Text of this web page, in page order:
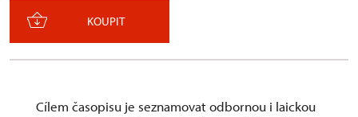
KOUPIT
Cílem časopisu je seznamovat odbornou i laickou